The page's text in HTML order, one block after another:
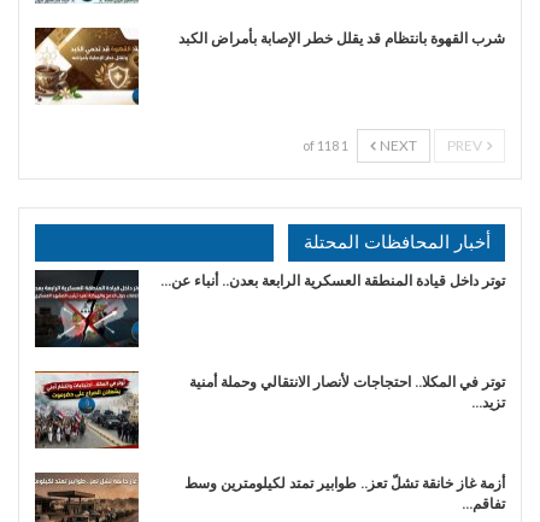
شرب القهوة بانتظام قد يقلل خطر الإصابة بأمراض الكبد
NEXT
1 of 118
أخبار المحافظات المحتلة
توتر داخل قيادة المنطقة العسكرية الرابعة بعدن.. أنباء عن…
توتر في المكلا.. احتجاجات لأنصار الانتقالي وحملة أمنية
تزيد…
أزمة غاز خانقة تشلّ تعز.. طوابير تمتد لكيلومترين وسط
تفاقم…